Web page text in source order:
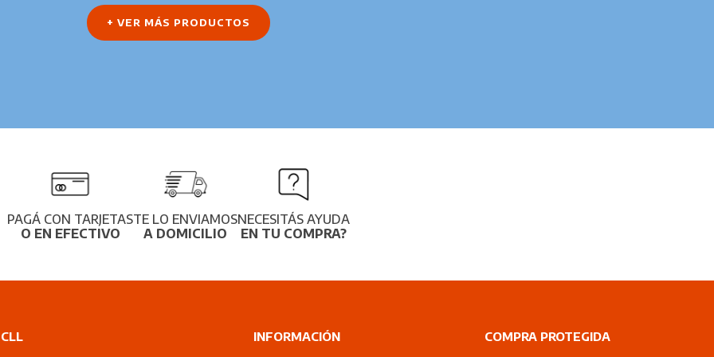
+ VER MÁS PRODUCTOS
PAGÁ CON TARJETAS
O EN EFECTIVO
TE LO ENVIAMOS
A DOMICILIO
NECESITÁS AYUDA
EN TU COMPRA?
CLL INFORMACIÓN COMPRA PROTEGIDA